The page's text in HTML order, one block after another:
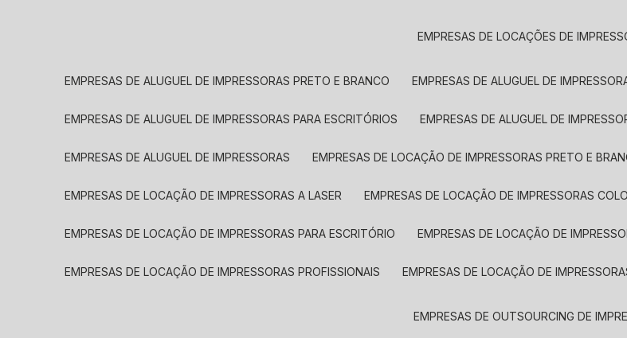
EMPRESAS DE LOCAÇÕES DE
EMPRESAS DE ALUGUEL DE IMPRESSORAS PRETO E BRANCO EMPRESAS DE ALUGUEL DE
EMPRESAS DE ALUGUEL DE IMPRESSORAS PARA ESCRITÓRIOS EMPRESAS DE ALUGUEL DE
EMPRESAS DE ALUGUEL DE IMPRESSORAS EMPRESAS DE LOCAÇÃO DE IMPRESSORAS PRETO E
EMPRESAS DE LOCAÇÃO DE IMPRESSORAS A LASER EMPRESAS DE LOCAÇÃO DE IMPRESSORAS
EMPRESAS DE LOCAÇÃO DE IMPRESSORAS PARA ESCRITÓRIO EMPRESAS DE LOCAÇÃO DE
EMPRESAS DE LOCAÇÃO DE IMPRESSORAS PROFISSIONAIS EMPRESAS DE LOCAÇÃO DE
EMPRESAS DE OUTSOURCING DE